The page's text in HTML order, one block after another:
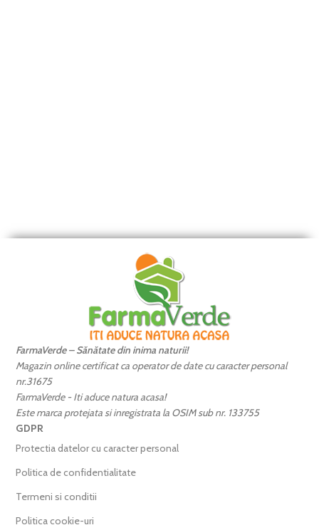
FarmaVerde – Sănătate din inima naturii!
Magazin online certificat ca operator de date cu caracter personal
nr.31675
FarmaVerde - Iti aduce natura acasa!
Este marca protejata si inregistrata la OSIM sub nr. 133755
GDPR
Protectia datelor cu caracter personal
Politica de confidentialitate
Termeni si conditii
Politica cookie-uri